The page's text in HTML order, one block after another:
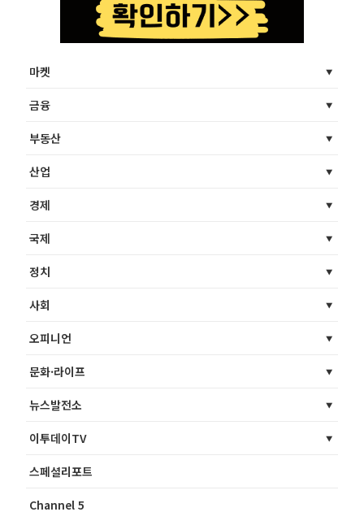
마켓
금융
부동산
산업
경제
국제
정치
사회
오피니언
문화·라이프
뉴스발전소
이투데이TV
스페셜리포트
Channel 5